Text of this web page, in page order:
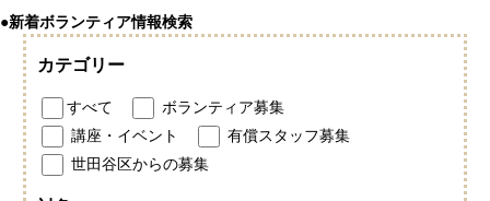
●新着ボランティア情報検索
カテゴリー
すべて
ボランティア募集
講座・イベント
有償スタッフ募集
世田谷区からの募集